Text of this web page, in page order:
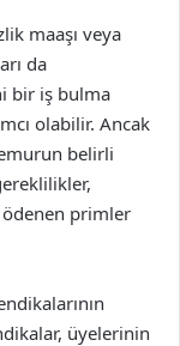
maaşı veya
da
bir iş bulma
olabilir. Ancak
belirli
ödenen primler
üyelerinin